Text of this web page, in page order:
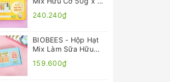
240.240₫
BIOBEES - Hộp Hạt
Mix Làm Sữa Hữu
159.600₫